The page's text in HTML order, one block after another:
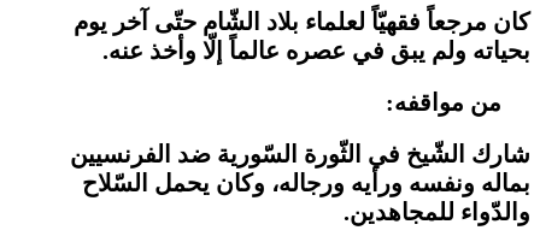
كان مرجعاً فقهيّاً لعلماء بلاد الشّام حتّى آخر يوم
بحياته ولم يبق في عصره عالماً إلّا وأخذ عنه.
من مواقفه:
شارك الشّيخ في الثّورة السّورية ضد الفرنسيين
بماله ونفسه ورأيه ورجاله، وكان يحمل السّلاح
والدّواء للمجاهدين.